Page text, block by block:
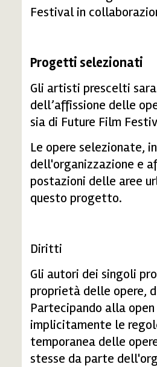
Festival in
Progetti selezionati
Gli artisti prescelti
dell’affissione delle
sia di Future Film
Le opere selezionate,
dell'organizzazione e
postazioni delle aree
questo progetto.
Diritti
Gli autori dei singoli
proprietà delle opere,
Partecipando alla
implicitamente le
temporanea delle
stesse da parte